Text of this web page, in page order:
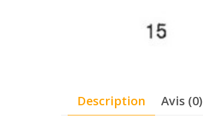
Description Avis (0)